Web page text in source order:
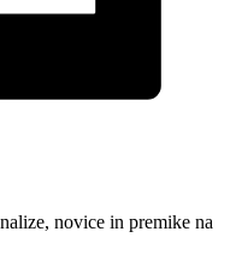
novice in premike na